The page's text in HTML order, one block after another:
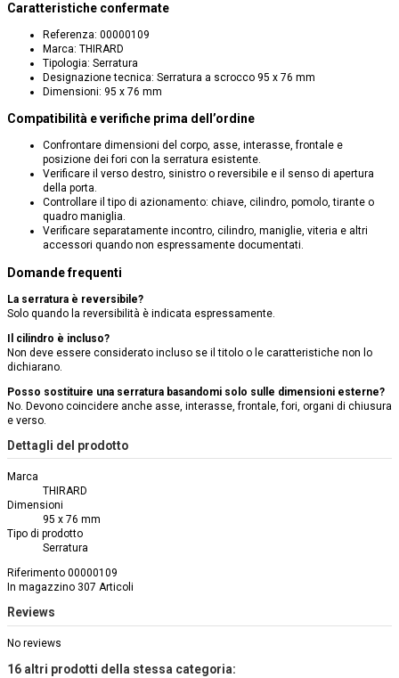
Caratteristiche confermate
Referenza: 00000109
Marca: THIRARD
Tipologia: Serratura
Designazione tecnica: Serratura a scrocco 95 x 76 mm
Dimensioni: 95 x 76 mm
Compatibilità e verifiche prima dell’ordine
Confrontare dimensioni del corpo, asse, interasse, frontale e
posizione dei fori con la serratura esistente.
Verificare il verso destro, sinistro o reversibile e il senso di apertura
della porta.
Controllare il tipo di azionamento: chiave, cilindro, pomolo, tirante o
quadro maniglia.
Verificare separatamente incontro, cilindro, maniglie, viteria e altri
accessori quando non espressamente documentati.
Domande frequenti
La serratura è reversibile?
Solo quando la reversibilità è indicata espressamente.
Il cilindro è incluso?
Non deve essere considerato incluso se il titolo o le caratteristiche non lo
dichiarano.
Posso sostituire una serratura basandomi solo sulle dimensioni esterne?
No. Devono coincidere anche asse, interasse, frontale, fori, organi di chiusura
e verso.
Dettagli del prodotto
Marca
THIRARD
Dimensioni
95 x 76 mm
Tipo di prodotto
Serratura
Riferimento 00000109
In magazzino 307 Articoli
Reviews
No reviews
16 altri prodotti della stessa categoria: